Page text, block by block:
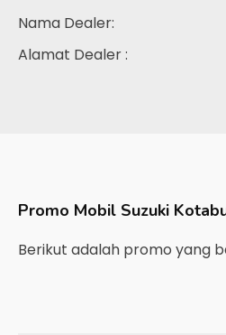
Nama Dealer:
Alamat Dealer :
Promo Mobil Suzuki
Berikut adalah promo yang